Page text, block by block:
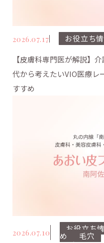
2026.07.17 お役立ち
【皮膚科専門医が解説】
代から考えたいVIO医療レ
すすめ
2026.07.10 お役立ち
め
毛穴